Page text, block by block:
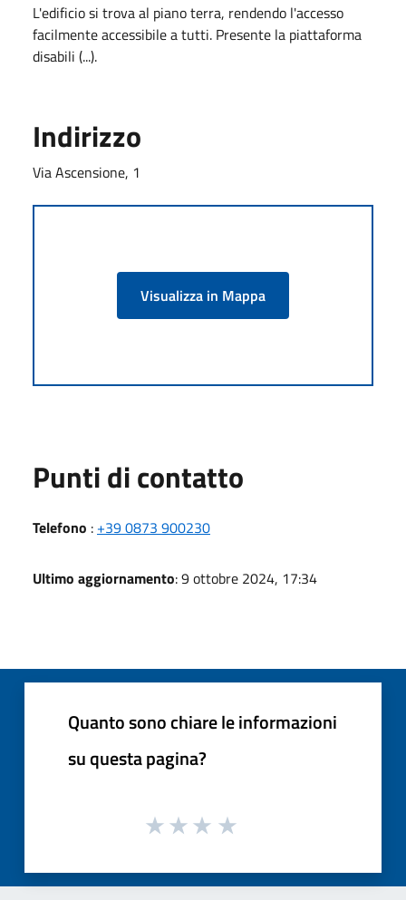
L'edificio si trova al piano terra, rendendo l'accesso
facilmente accessibile a tutti. Presente la piattaforma
disabili (...).
Indirizzo
Via Ascensione, 1
Visualizza in Mappa
Punti di contatto
Telefono : +39 0873 900230
Ultimo aggiornamento: 9 ottobre 2024, 17:34
Quanto sono chiare le informazioni
su questa pagina?